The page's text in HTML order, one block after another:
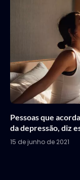
Pessoas que
da depressão, diz
15 de junho de 2021